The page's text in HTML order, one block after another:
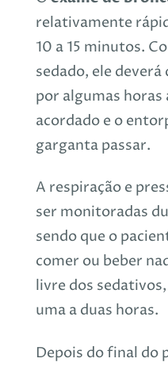
relativamente
10 a 15 minutos.
sedado, ele
por algumas horas
acordado e o
garganta passar.
A respiração e
ser monitoradas
sendo que o
comer ou beber
livre dos
uma a duas horas.
Depois do final do